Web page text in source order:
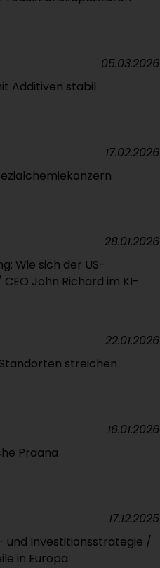
Additiven stabil
05.03.2026
17.02.2026
Wie sich der US-
John Richard im KI-
28.01.2026
streichen
22.01.2026
Praana
16.01.2026
Investitionsstrategie /
in Europa
17.12.2025